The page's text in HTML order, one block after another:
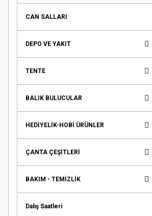
CAN SALLARI
DEPO VE YAKIT
TENTE
BALIK BULUCULAR
HEDİYELİK-HOBİ ÜRÜNLER
ÇANTA ÇEŞİTLERİ
BAKIM - TEMİZLİK
Dalış Saatleri